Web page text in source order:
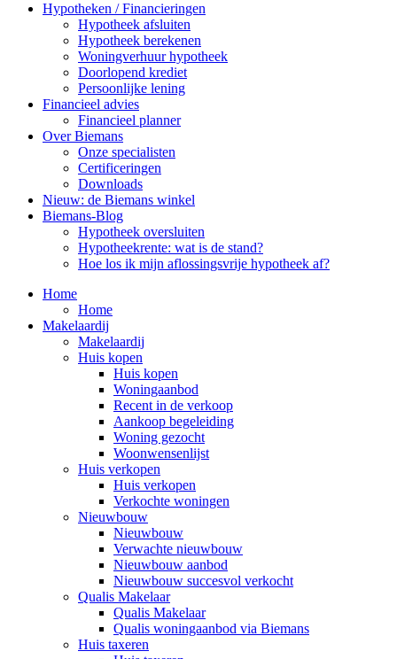
Hypotheken / Financieringen
Hypotheek afsluiten
Hypotheek berekenen
Woningverhuur hypotheek
Doorlopend krediet
Persoonlijke lening
Financieel advies
Financieel planner
Over Biemans
Onze specialisten
Certificeringen
Downloads
Nieuw: de Biemans winkel
Biemans-Blog
Hypotheek oversluiten
Hypotheekrente: wat is de stand?
Hoe los ik mijn aflossingsvrije hypotheek af?
Home
Home
Makelaardij
Makelaardij
Huis kopen
Huis kopen
Woningaanbod
Recent in de verkoop
Aankoop begeleiding
Woning gezocht
Woonwensenlijst
Huis verkopen
Huis verkopen
Verkochte woningen
Nieuwbouw
Nieuwbouw
Verwachte nieuwbouw
Nieuwbouw aanbod
Nieuwbouw succesvol verkocht
Qualis Makelaar
Qualis Makelaar
Qualis woningaanbod via Biemans
Huis taxeren